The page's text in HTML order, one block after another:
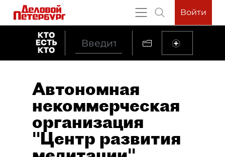
Войти
Автономная
некоммерческая
организация
"Центр развития